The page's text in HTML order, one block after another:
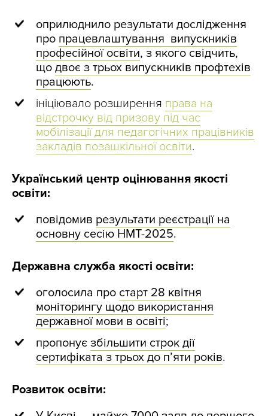
оприлюднило результати дослідження
про працевлаштування випускників
професійної освіти, з якого свідчить,
що двоє з трьох випускників профтехів
працюють.
ініціювало розширення права на
відстрочку від призову під час
мобілізації для педагогічних працівників
закладів позашкільної освіти.
Український центр оцінювання якості
освіти:
повідомив результати реєстрації на
основну сесію НМТ-2025.
Державна служба якості освіти:
оголосила про старт 28 квітня
моніторингу щодо використання
державної мови в освіті;
пропонує збільшити строк дії
сертифіката з трьох до п’яти років.
Розвиток освіти: